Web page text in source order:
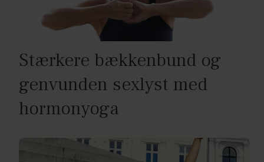
Stærkere bækkenbund og
genvunden sexlyst med
hormonyoga